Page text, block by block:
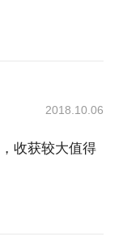
2018.10.06
收获较大值得